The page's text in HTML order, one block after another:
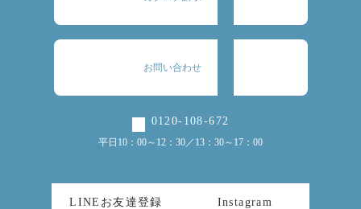
お問い合わせ
0120-108-672
平日10：00～12：30／13：30～17：00
LINEお友達登録 Instagram